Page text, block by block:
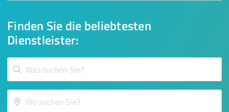
Finden Sie die beliebtesten
Dienstleister: